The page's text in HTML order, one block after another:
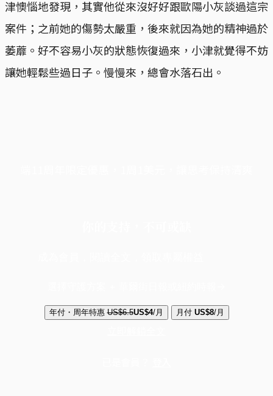
津懊惱地發現，其實他從來沒好好跟歐陽小灰談過這宗
案件；之前她的傷勢太嚴重，後來就因為她的精神過於
萎蘼。好不容易小灰的狀態恢復過來，小津就覺得不妨
讓她輕鬆些過日子。慢慢來，總會水落石出。
年付・周年特惠 US$6.5US$4/月 月付 US$8/月